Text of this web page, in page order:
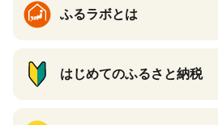
ふるラボとは
はじめてのふるさと納税